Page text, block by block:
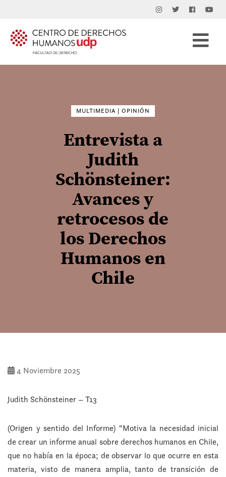
MULTIMEDIA | OPINIÓN
Entrevista a
Judith
Schönsteiner:
Avances y
retrocesos de
los Derechos
Humanos en
Chile
4 Noviembre 2025
Judith Schönsteiner – T13
(Origen y sentido del Informe) “Motiva la necesidad inicial
de crear un informe anual sobre derechos humanos en Chile,
que no había en la época; de observar lo que ocurre en esta
materia, visto de manera amplia, tanto de transición de